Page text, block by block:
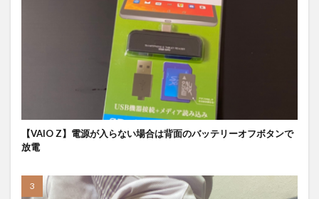
【VAIO Z】電源が入らない場合は背面のバッテリーオフボタンで
放電